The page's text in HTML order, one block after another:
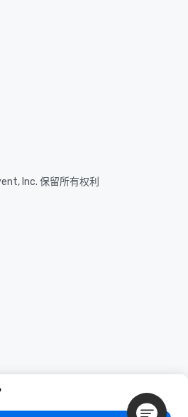
Inc. 保留所有权利